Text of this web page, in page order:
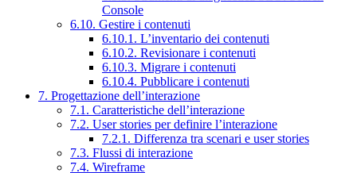
Console
6.10. Gestire i contenuti
6.10.1. L’inventario dei contenuti
6.10.2. Revisionare i contenuti
6.10.3. Migrare i contenuti
6.10.4. Pubblicare i contenuti
7. Progettazione dell’interazione
7.1. Caratteristiche dell’interazione
7.2. User stories per definire l’interazione
7.2.1. Differenza tra scenari e user stories
7.3. Flussi di interazione
7.4. Wireframe